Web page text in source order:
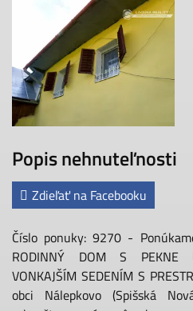
Popis nehnuteľnosti
Zdieľať na Facebooku
Číslo ponuky: 9270 -
RODINNÝ DOM S PEKNE
VONKAJŠÍM SEDENÍM S
obci Nálepkovo (Spišská